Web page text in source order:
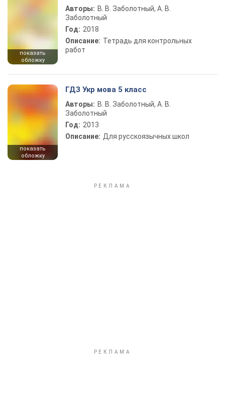
показать
обложку
Авторы: В. В. Заболотный, А. В.
Заболотный
Год: 2018
Описание: Тетрадь для контрольных
работ
показать
обложку
ГДЗ Укр мова 5 класс
Авторы: В. В. Заболотный, А. В.
Заболотный
Год: 2013
Описание: Для русскоязычных школ